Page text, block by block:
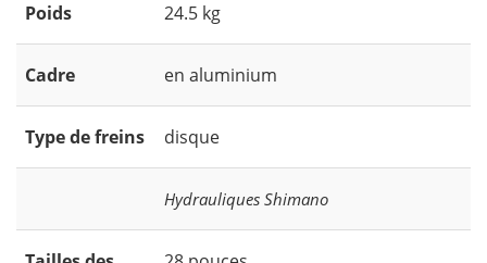
Poids 24.5 kg
Cadre en aluminium
Type de freins disque
Hydrauliques Shimano